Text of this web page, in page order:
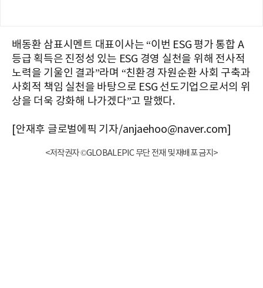
배동환 삼표시멘트 대표이사는 “이번 ESG 평가 통합 A
등급 획득은 진정성 있는 ESG 경영 실천을 위해 전사적
노력을 기울인 결과”라며 “친환경 자원순환 사회 구축과
사회적 책임 실천을 바탕으로 ESG 선도기업으로서의 위
상을 더욱 강화해 나가겠다”고 말했다.
[안재후 글로벌에픽 기자/anjaehoo@naver.com]
<저작권자 ©GLOBALEPIC 무단 전재 및 재배포 금지>